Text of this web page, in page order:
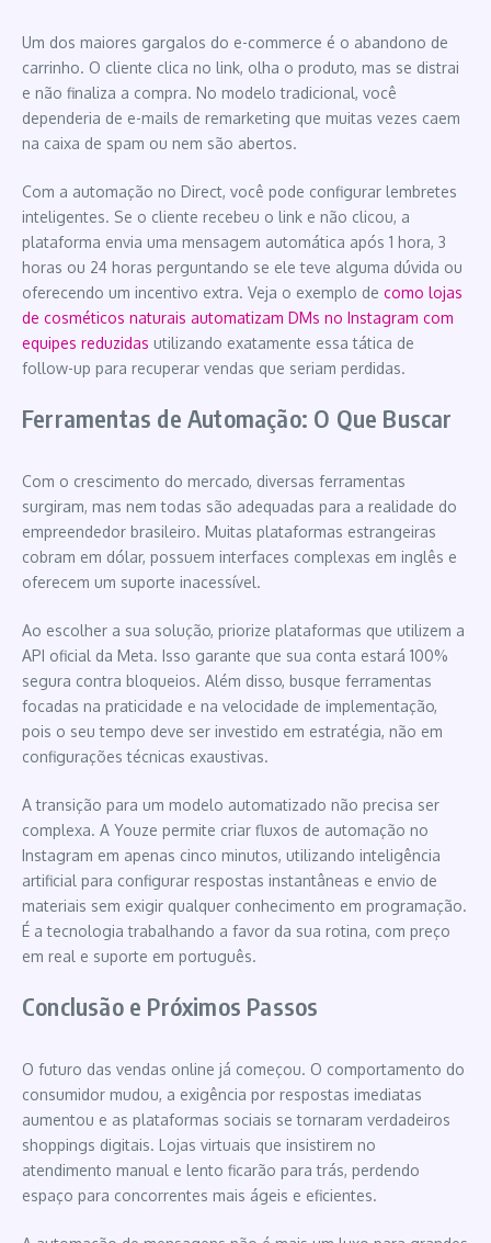
Um dos maiores gargalos do e-commerce é o abandono de
carrinho. O cliente clica no link, olha o produto, mas se distrai
e não finaliza a compra. No modelo tradicional, você
dependeria de e-mails de remarketing que muitas vezes caem
na caixa de spam ou nem são abertos.
Com a automação no Direct, você pode configurar lembretes
inteligentes. Se o cliente recebeu o link e não clicou, a
plataforma envia uma mensagem automática após 1 hora, 3
horas ou 24 horas perguntando se ele teve alguma dúvida ou
oferecendo um incentivo extra. Veja o exemplo de como lojas
de cosméticos naturais automatizam DMs no Instagram com
equipes reduzidas utilizando exatamente essa tática de
follow-up para recuperar vendas que seriam perdidas.
Ferramentas de Automação: O Que Buscar
Com o crescimento do mercado, diversas ferramentas
surgiram, mas nem todas são adequadas para a realidade do
empreendedor brasileiro. Muitas plataformas estrangeiras
cobram em dólar, possuem interfaces complexas em inglês e
oferecem um suporte inacessível.
Ao escolher a sua solução, priorize plataformas que utilizem a
API oficial da Meta. Isso garante que sua conta estará 100%
segura contra bloqueios. Além disso, busque ferramentas
focadas na praticidade e na velocidade de implementação,
pois o seu tempo deve ser investido em estratégia, não em
configurações técnicas exaustivas.
A transição para um modelo automatizado não precisa ser
complexa. A Youze permite criar fluxos de automação no
Instagram em apenas cinco minutos, utilizando inteligência
artificial para configurar respostas instantâneas e envio de
materiais sem exigir qualquer conhecimento em programação.
É a tecnologia trabalhando a favor da sua rotina, com preço
em real e suporte em português.
Conclusão e Próximos Passos
O futuro das vendas online já começou. O comportamento do
consumidor mudou, a exigência por respostas imediatas
aumentou e as plataformas sociais se tornaram verdadeiros
shoppings digitais. Lojas virtuais que insistirem no
atendimento manual e lento ficarão para trás, perdendo
espaço para concorrentes mais ágeis e eficientes.